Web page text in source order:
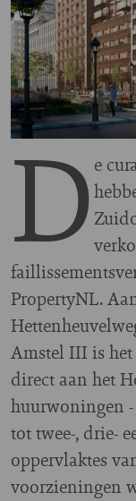
D e
PropertyNL.
Amstel III is
direct aan het
huurwoningen
tot twee-, drie-
oppervlaktes
voorzieningen